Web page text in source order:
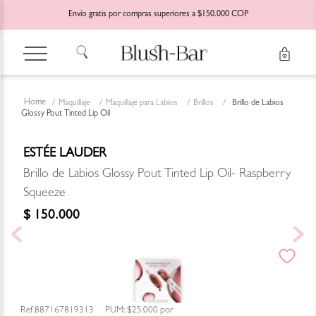
Envío gratis por compras superiores a $150.000 COP
Maquillaje Maquillaje para Labios Brillos
Brillo de Labios
Glossy Pout Tinted Lip Oil
ESTÉE LAUDER
Brillo de Labios Glossy Pout Tinted Lip Oil- Raspberry
Squeeze
$ 150.000
887167819313 PUM: $25.000 por